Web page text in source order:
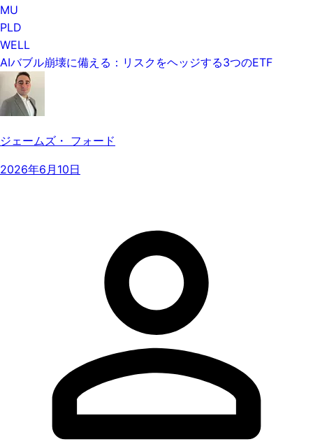
MU
PLD
WELL
AIバブル崩壊に備える：リスクをヘッジする3つのETF
ジェームズ・ フォード
2026年6月10日